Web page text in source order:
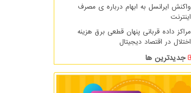
واکنش ایرانسل به ابهام درباره ی مصرف
اینترنت
مراکز داده قربانی پنهان قطعی برق هزینه
اختلال در اقتصاد دیجیتال
جدیدترین ها